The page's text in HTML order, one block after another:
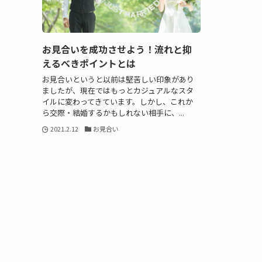
お見合いを成功させよう！流れと抑
えるべきポイントとは
お見合いというと以前は堅苦しい印象があり
ましたが、現在ではもっとカジュアルなスタ
イルに変わってきています。しかし、これか
ら交際・結婚するかもしれない相手に、...
2021.2.12 お見合い